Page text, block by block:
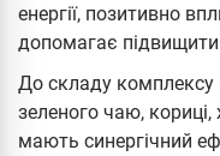
енергії, позитивно
допомагає
До складу комплексу
зеленого чаю, кориці,
мають синергічний